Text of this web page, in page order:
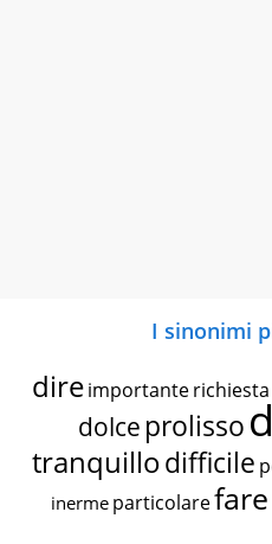
I sinonimi
dire importante richiesta
dolce prolisso
tranquillodifficile
inerme particolarefare